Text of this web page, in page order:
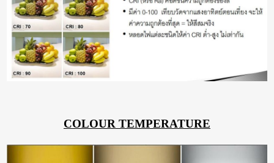
COLOUR TEMPERATURE